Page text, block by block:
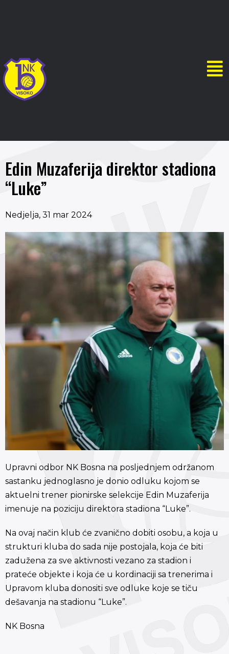
Edin Muzaferija direktor stadiona
“Luke”
Nedjelja, 31 mar 2024
Upravni odbor NK Bosna na posljednjem održanom
sastanku jednoglasno je donio odluku kojom se
aktuelni trener pionirske selekcije Edin Muzaferija
imenuje na poziciju direktora stadiona “Luke”.
Na ovaj način klub će zvanično dobiti osobu, a koja u
strukturi kluba do sada nije postojala, koja će biti
zadužena za sve aktivnosti vezano za stadion i
prateće objekte i koja će u kordinaciji sa trenerima i
Upravom kluba donositi sve odluke koje se tiču
dešavanja na stadionu “Luke”.
NK Bosna